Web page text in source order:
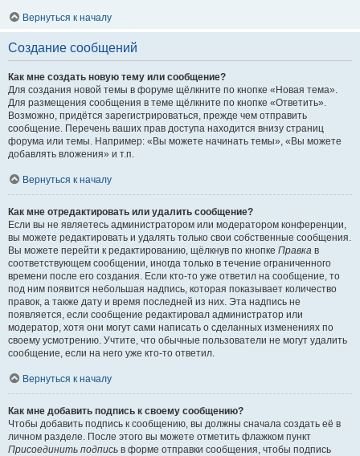
Вернуться к началу
Создание сообщений
Как мне создать новую тему или сообщение?
Для создания новой темы в форуме щёлкните по кнопке «Новая тема».
Для размещения сообщения в теме щёлкните по кнопке «Ответить».
Возможно, придётся зарегистрироваться, прежде чем отправить
сообщение. Перечень ваших прав доступа находится внизу страниц
форума или темы. Например: «Вы можете начинать темы», «Вы можете
добавлять вложения» и т.п.
Вернуться к началу
Как мне отредактировать или удалить сообщение?
Если вы не являетесь администратором или модератором конференции,
вы можете редактировать и удалять только свои собственные сообщения.
Вы можете перейти к редактированию, щёлкнув по кнопке Правка в
соответствующем сообщении, иногда только в течение ограниченного
времени после его создания. Если кто-то уже ответил на сообщение, то
под ним появится небольшая надпись, которая показывает количество
правок, а также дату и время последней из них. Эта надпись не
появляется, если сообщение редактировал администратор или
модератор, хотя они могут сами написать о сделанных изменениях по
своему усмотрению. Учтите, что обычные пользователи не могут удалить
сообщение, если на него уже кто-то ответил.
Вернуться к началу
Как мне добавить подпись к своему сообщению?
Чтобы добавить подпись к сообщению, вы должны сначала создать её в
личном разделе. После этого вы можете отметить флажком пункт
Присоединить подпись в форме отправки сообщения, чтобы подпись